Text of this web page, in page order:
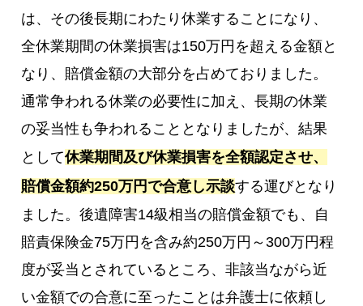
は、その後長期にわたり休業することになり、
全休業期間の休業損害は150万円を超える金額と
なり、賠償金額の大部分を占めておりました。
通常争われる休業の必要性に加え、長期の休業
の妥当性も争われることとなりましたが、結果
として休業期間及び休業損害を全額認定させ、
賠償金額約250万円で合意し示談する運びとなり
ました。後遺障害14級相当の賠償金額でも、自
賠責保険金75万円を含み約250万円～300万円程
度が妥当とされているところ、非該当ながら近
い金額での合意に至ったことは弁護士に依頼し